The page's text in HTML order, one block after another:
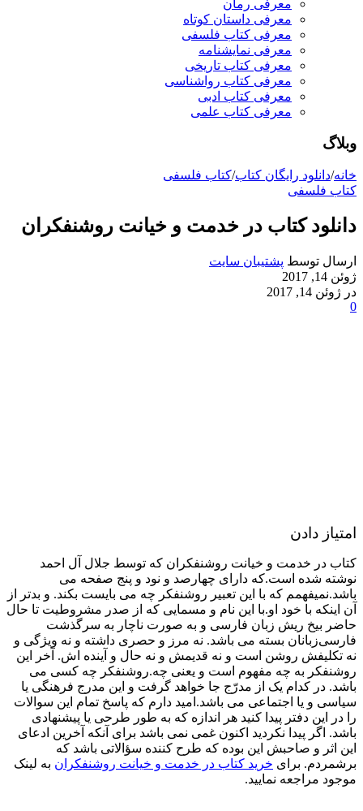
معرفی رمان
معرفی داستان کوتاه
معرفی کتاب فلسفی
معرفی نمایشنامه
معرفی کتاب تاریخی
معرفی کتاب رواشناسی
معرفی کتاب ادبی
معرفی کتاب علمی
وبلاگ
خانه/دانلود رایگان کتاب/کتاب فلسفی
کتاب فلسفی
دانلود کتاب در خدمت و خیانت روشنفکران
ارسال توسط پشتیبان سایت
ژوئن 14, 2017
در ژوئن 14, 2017
0
امتیاز دادن
کتاب در خدمت و خیانت روشنفکران که توسط جلال آل احمد
نوشته شده است.که دارای چهارصد و نود و پنج صفحه می
باشد.نمیفهمم که با این تعبیر روشنفکر چه می بایست بکند. و بدتر از
آن اینکه با خود او.با این نام و مسمایی که از صدر مشروطیت تا حال
حاضر بیخ ریش زبان فارسی و به صورت ناچار به سرگذشت
فارسی‌زبانان بسته می باشد. نه مرز و حصری داشته و نه ویژگی و
نه تکلیفش روشن است و نه قدیمش و نه حال و آینده اش. آخر این
روشنفکر به چه مفهوم است و یعنی چه.روشنفکر چه کسی می
باشد. در کدام یک از مدرّج جا خواهد گرفت و این مدرج فرهنگی یا
سیاسی و یا اجتماعی می باشد.امید دارم که پاسخ تمام این سوالات
را در این دفتر پیدا کنید هر اندازه که به طور طرحی یا پیشنهادی
باشد. اگر پیدا نکردید اکنون غمی نمی باشد برای آنکه آخرین ادعای
این اثر و صاحبش این بوده که طرح کننده سؤالاتی باشد که
برشمردم. برای خرید کتاب در خدمت و خیانت روشنفکران به لینک
موجود مراجعه نمایید.